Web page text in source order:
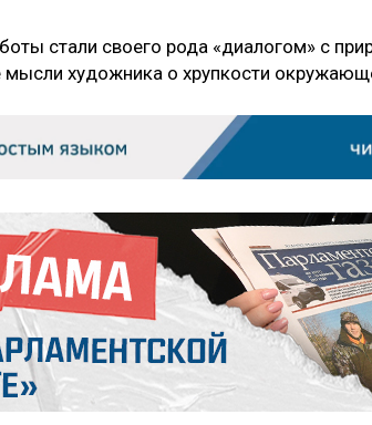
стали своего рода «диалогом» с
художника о хрупкости